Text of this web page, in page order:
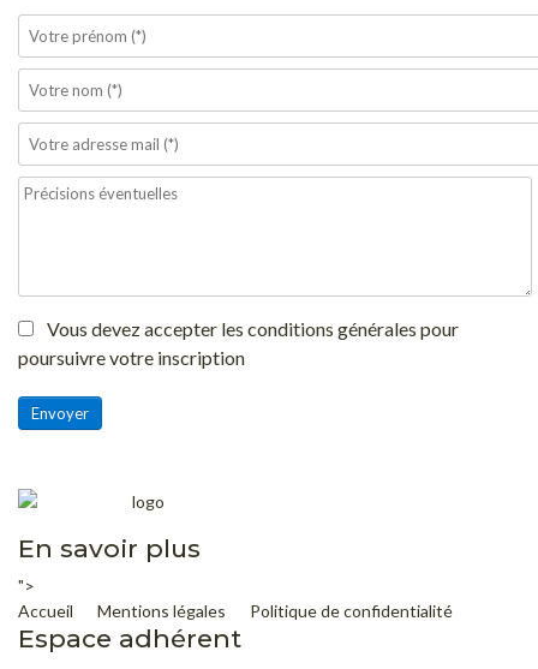
Vous devez accepter les conditions générales pour
poursuivre votre inscription
Envoyer
En savoir plus
">
Accueil
Mentions légales Politique de confidentialité
Espace adhérent